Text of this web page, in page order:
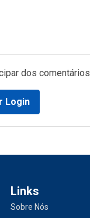
dos comentários
Login
Links
Sobre Nós